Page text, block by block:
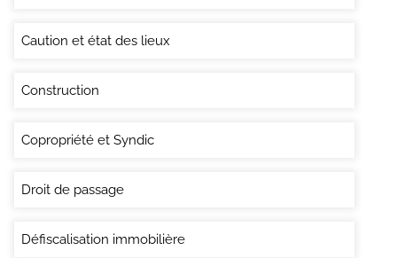
Caution et état des lieux
Construction
Copropriété et Syndic
Droit de passage
Défiscalisation immobilière